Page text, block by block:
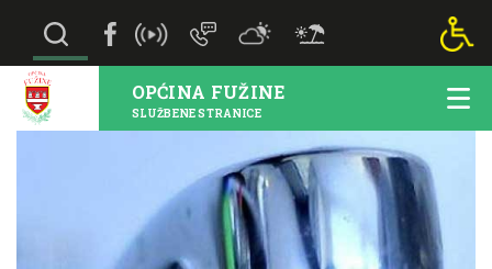
OPĆINA FUŽINE
SLUŽBENE STRANICE